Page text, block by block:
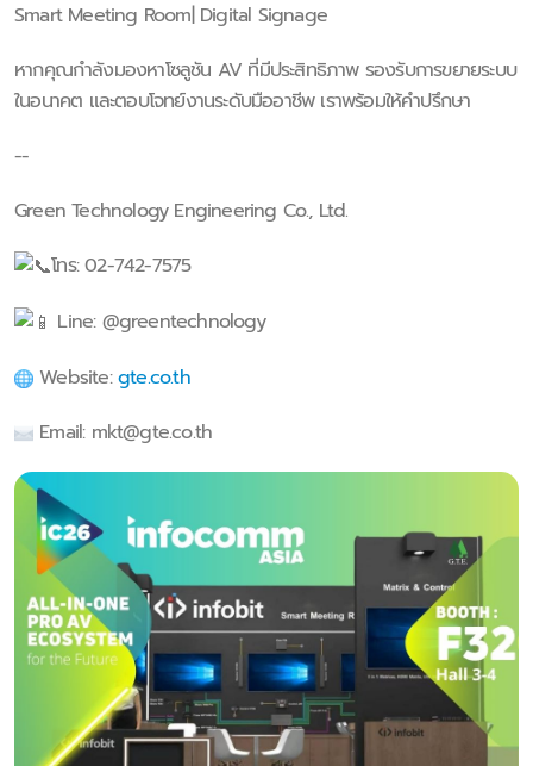
Smart Meeting Room| Digital Signage
หากคุณกำลังมองหาโซลูชัน AV ที่มีประสิทธิภาพ รองรับการขยายระบบ
ในอนาคต และตอบโจทย์งานระดับมืออาชีพ เราพร้อมให้คำปรึกษา
--
Green Technology Engineering Co., Ltd.
โทร: 02-742-7575
Line: @greentechnology
Website:gte.co.th
Email: mkt@gte.co.th